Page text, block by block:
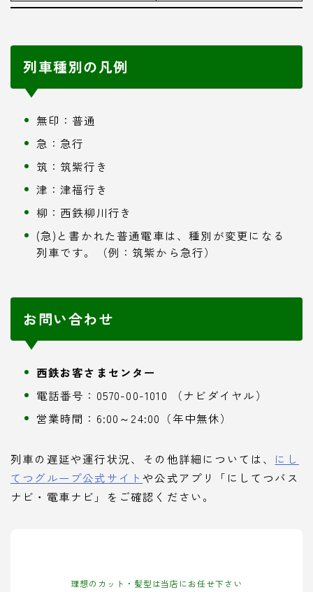
列車種別の凡例
無印：普通
急：急行
筑：筑紫行き
津：津福行き
柳：西鉄柳川行き
(急)と書かれた普通電車は、種別が変更になる
列車です。（例：筑紫から急行）
お問い合わせ
西鉄お客さまセンター
電話番号：0570-00-1010 （ナビダイヤル）
営業時間：6:00～24:00（年中無休）
列車の遅延や運行状況、その他詳細については、 にし
てつグループ公式サイトや公式アプリ「にしてつバス
ナビ・電車ナビ」をご確認ください。
理想のカット・髪型は当店にお任せ下さい